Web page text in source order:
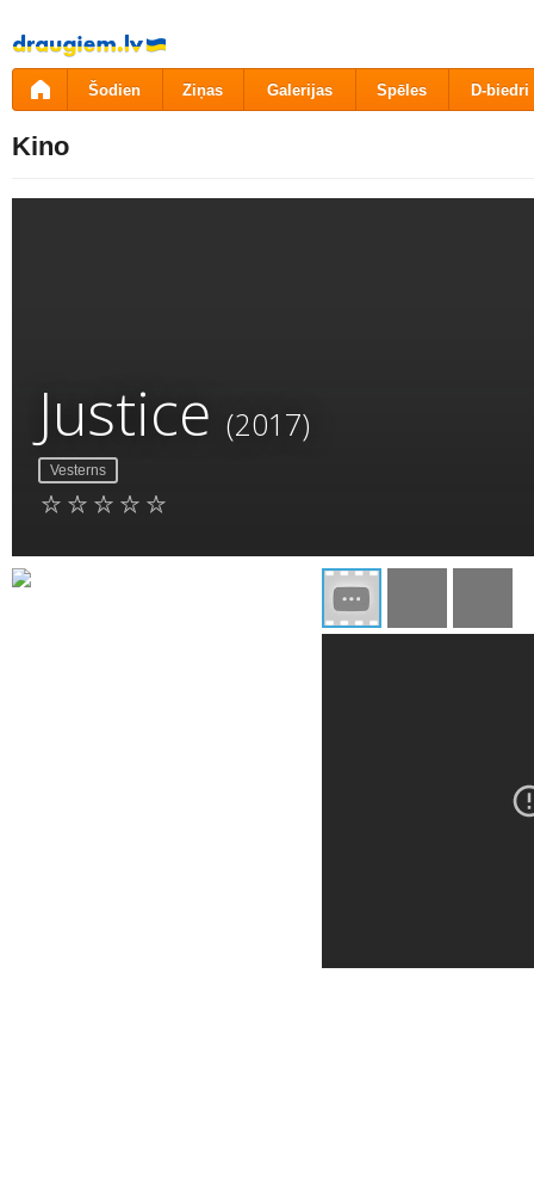
Pāriet
uz
saturu
Šodien Ziņas Galerijas Spēles D-biedri
Kino
Justice (2017)
Vesterns